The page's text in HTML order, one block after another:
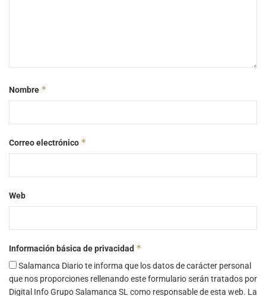
Nombre *
Correo electrónico *
Web
Información básica de privacidad *
Salamanca Diario te informa que los datos de carácter personal
que nos proporciones rellenando este formulario serán tratados por
Digital Info Grupo Salamanca SL como responsable de esta web. La